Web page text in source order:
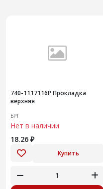
740-1117116Р Прокладка
верхняя
БРТ
Нет в наличии
18.26 ₽
Купить